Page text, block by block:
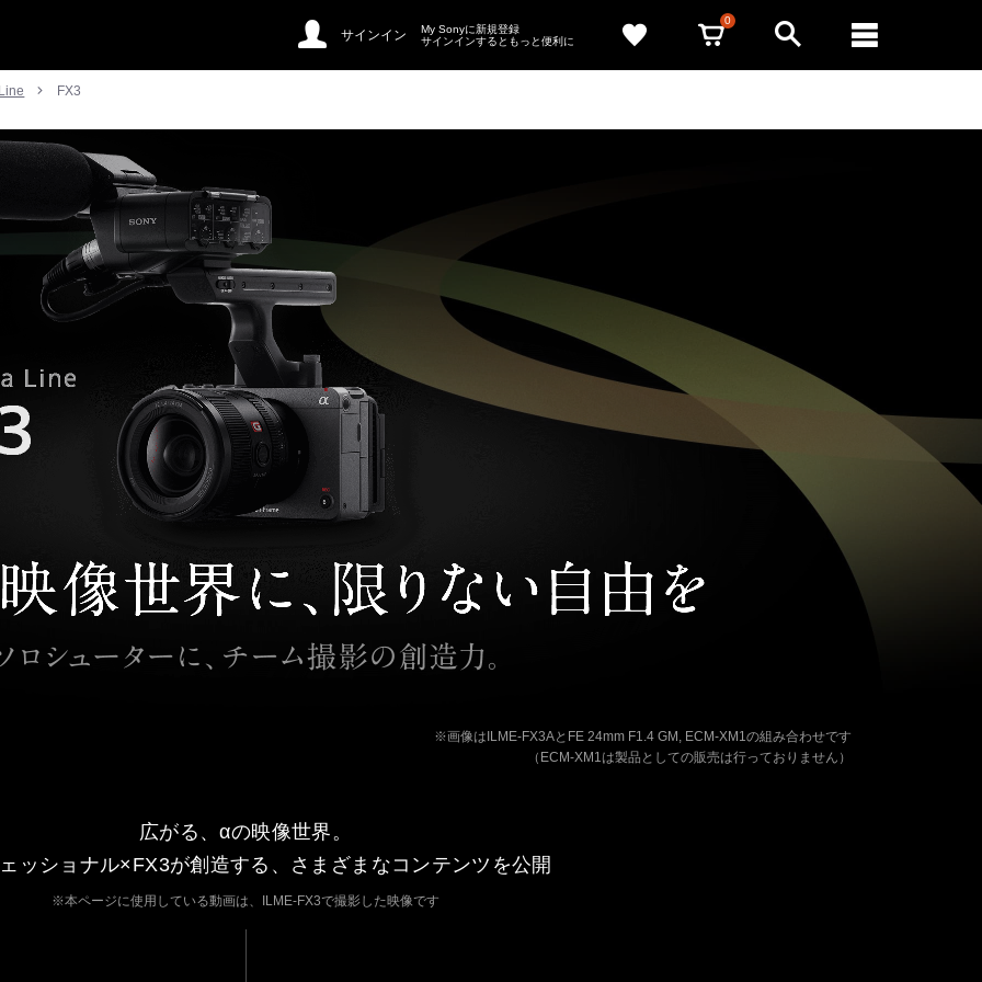
サインイン
My Sonyに新規登録
サインインするともっと便利に
0
FX3
※画像はILME-FX3AとFE 24mm F1.4 GM, ECM-XM1の組み合わせです
（ECM-XM1は製品としての販売は行っておりません）
広がる、αの映像世界。
ッショナル×FX3が創造する、 さまざまなコンテンツを公開
※本ページに使用している動画は、ILME-FX3で撮影した映像です